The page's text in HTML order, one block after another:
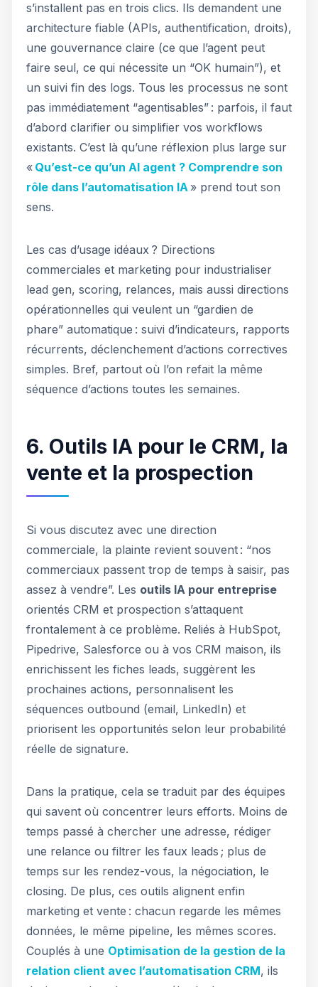
s’installent pas en trois clics. Ils demandent une
architecture fiable (APIs, authentification, droits),
une gouvernance claire (ce que l’agent peut
faire seul, ce qui nécessite un “OK humain”), et
un suivi fin des logs. Tous les processus ne sont
pas immédiatement “agentisables” : parfois, il faut
d’abord clarifier ou simplifier vos workflows
existants. C’est là qu’une réflexion plus large sur
« Qu’est-ce qu’un AI agent ? Comprendre son
rôle dans l’automatisation IA » prend tout son
sens.
Les cas d’usage idéaux ? Directions
commerciales et marketing pour industrialiser
lead gen, scoring, relances, mais aussi directions
opérationnelles qui veulent un “gardien de
phare” automatique : suivi d’indicateurs, rapports
récurrents, déclenchement d’actions correctives
simples. Bref, partout où l’on refait la même
séquence d’actions toutes les semaines.
6. Outils IA pour le CRM, la
vente et la prospection
Si vous discutez avec une direction
commerciale, la plainte revient souvent : “nos
commerciaux passent trop de temps à saisir, pas
assez à vendre”. Les outils IA pour entreprise
orientés CRM et prospection s’attaquent
frontalement à ce problème. Reliés à HubSpot,
Pipedrive, Salesforce ou à vos CRM maison, ils
enrichissent les fiches leads, suggèrent les
prochaines actions, personnalisent les
séquences outbound (email, LinkedIn) et
priorisent les opportunités selon leur probabilité
réelle de signature.
Dans la pratique, cela se traduit par des équipes
qui savent où concentrer leurs efforts. Moins de
temps passé à chercher une adresse, rédiger
une relance ou filtrer les faux leads ; plus de
temps sur les rendez-vous, la négociation, le
closing. De plus, ces outils alignent enfin
marketing et vente : chacun regarde les mêmes
données, le même pipeline, les mêmes scores.
Couplés à une Optimisation de la gestion de la
relation client avec l’automatisation CRM, ils